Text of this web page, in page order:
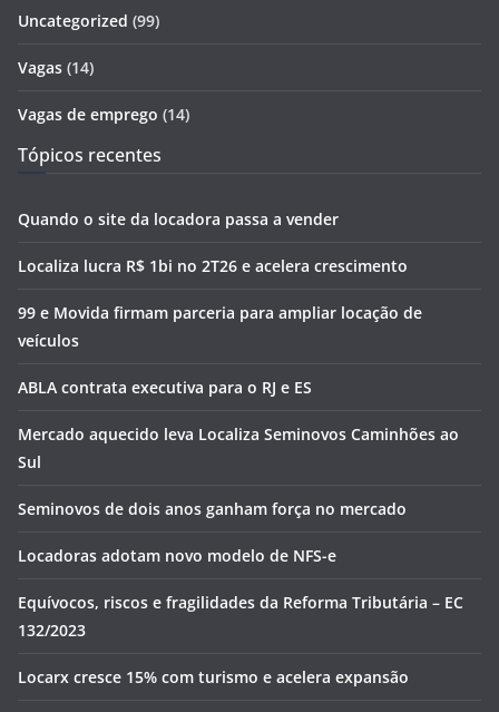
Uncategorized (99)
Vagas (14)
Vagas de emprego (14)
Tópicos recentes
Quando o site da locadora passa a vender
Localiza lucra R$ 1bi no 2T26 e acelera crescimento
99 e Movida firmam parceria para ampliar locação de
veículos
ABLA contrata executiva para o RJ e ES
Mercado aquecido leva Localiza Seminovos Caminhões ao
Sul
Seminovos de dois anos ganham força no mercado
Locadoras adotam novo modelo de NFS-e
Equívocos, riscos e fragilidades da Reforma Tributária – EC
132/2023
Locarx cresce 15% com turismo e acelera expansão